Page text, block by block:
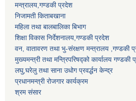
मन्त्रालय,गण्डकी प्रदेश
निजामती किताबखाना
महिला तथा बालबालिका बिभाग
शिक्षा विकास निर्देशनालय,गण्डकी प्रदेश
वन, वातावरण तथा भु-संरक्षण मन्त्रालय ,गण्डकी
मुख्यमन्त्री तथा मन्त्रिपरिषद्को कार्यालय गण्डकी
लघु,घरेलु तथा साना उधोग प्रवर्द्धन केन्द्र
प्रधानमन्त्री रोजगार कार्यक्रम
श्रम संसार